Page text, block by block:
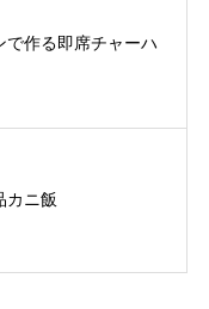
で作る即席チャーハ
カニ飯